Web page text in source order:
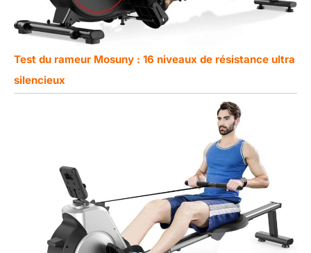
Test du rameur Mosuny : 16 niveaux de résistance ultra
silencieux